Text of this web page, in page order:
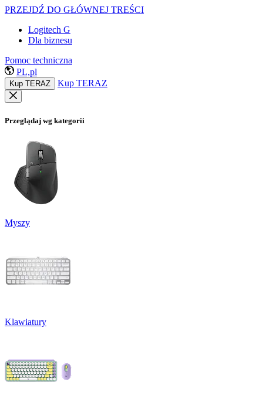
PRZEJDŹ DO GŁÓWNEJ TREŚCI
Logitech G
Dla biznesu
Pomoc techniczna
PL,pl
Kup TERAZ Kup TERAZ
Przeglądaj wg kategorii
Myszy
Klawiatury